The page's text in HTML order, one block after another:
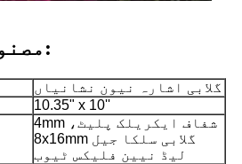
مصنوعات کی وضاحت:
گلابی اشارہ نیون نشانیاں
10.35" x 10''
4mm شفاف ایکریلک پلیٹ،
8x16mm گلابی سلکا جیل
لیڈ نیین فلیکس ٹیوب